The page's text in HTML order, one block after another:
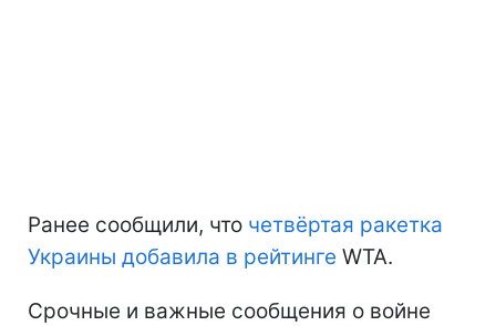
Ранее сообщили, что четвёртая ракетка
Украины добавила в рейтинге WTA.
Срочные и важные сообщения о войне